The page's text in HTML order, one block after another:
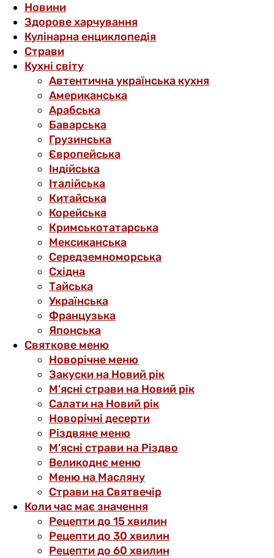
Новини
Здорове харчування
Кулінарна енциклопедія
Страви
Кухні світу
Автентична українська кухня
Американська
Арабська
Баварська
Грузинська
Європейська
Індійська
Італійська
Китайська
Корейська
Кримськотатарська
Мексиканська
Середземноморська
Східна
Тайська
Українська
Французька
Японська
Святкове меню
Новорічне меню
Закуски на Новий рік
М’ясні страви на Новий рік
Салати на Новий рік
Новорічні десерти
Різдвяне меню
М’ясні страви на Різдво
Великоднє меню
Меню на Масляну
Страви на Святвечір
Коли час має значення
Рецепти до 15 хвилин
Рецепти до 30 хвилин
Рецепти до 60 хвилин